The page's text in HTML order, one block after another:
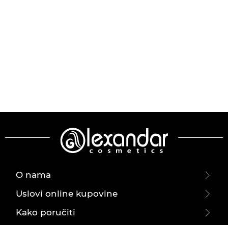
O nama
Uslovi online kupovine
Kako poručiti